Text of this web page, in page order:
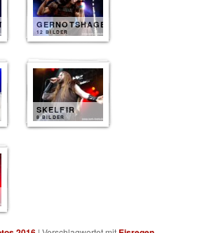
GERNOTSHAGEN
12 BILDER
SKELFIR
8 BILDER